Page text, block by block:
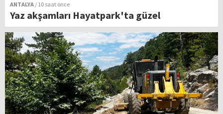
ANTALYA / 10 saat önce
Yaz akşamları Hayatpark'ta güzel